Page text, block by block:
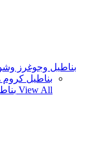
بناطيل وجوغرز
بناطيل كروم
View All